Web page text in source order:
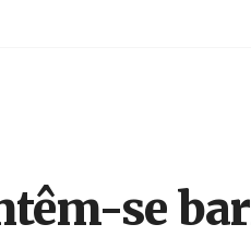
se